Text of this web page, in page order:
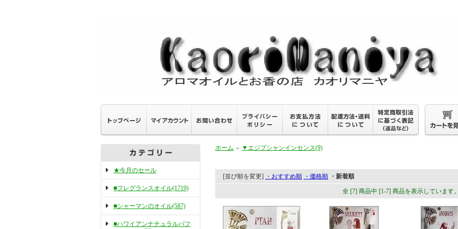
★今月のセール
■フレグランスオイル(1719)
■シャーマンのオイル(587)
■ハワイアンナチュラルパフ
ホーム ＞ ▼エジプシャンインセンス(9)
[並び順を変更] ・おすすめ順 ・価格順 ・新着順
全 [7] 商品中 [1-7] 商品を表示しています